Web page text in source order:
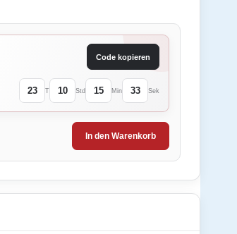
Code kopieren
23 T 10 Std 15 Min 33 Sek
In den Warenkorb